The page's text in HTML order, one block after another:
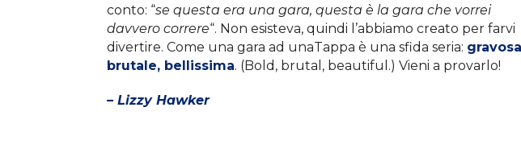
conto: “se questa era una gara, questa è la gara che vorrei
davvero correre“. Non esisteva, quindi l’abbiamo creato per farvi
divertire. Come una gara ad unaTappa è una sfida seria:
brutale, bellissima. (Bold, brutal, beautiful.) Vieni a provarlo!
– Lizzy Hawker